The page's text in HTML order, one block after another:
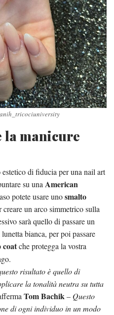
la manicure
di fiducia per una nail art
su unaAmerican
potete usare unosmalto
un arco simmetrico sulla
sarà quello di passare un
bianca, per poi passare
coatche protegga la vostra
risultato è quello di
la tonalità neutra su tutta
Tom Bachik– Questo
di ogni individuo in un modo